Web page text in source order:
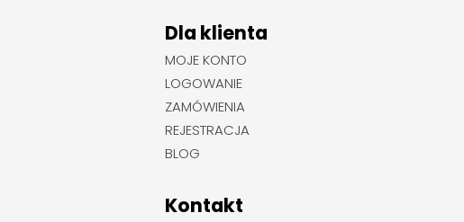
Dla klienta
MOJE KONTO
LOGOWANIE
ZAMÓWIENIA
REJESTRACJA
BLOG
Kontakt